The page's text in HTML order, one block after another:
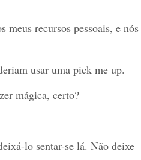
meus recursos pessoais, e nós
usar uma pick me up.
mágica, certo?
lo sentar-se lá. Não deixe